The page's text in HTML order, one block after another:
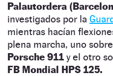
Palautordera
investigados por la
mientras hacían
plena marcha, uno
Porsche 911 y el otro
FB Mondial HPS 125.